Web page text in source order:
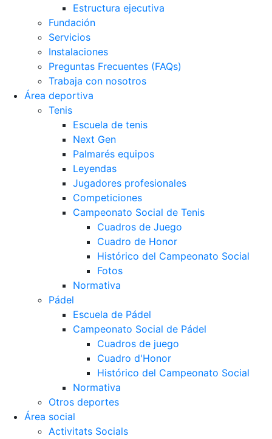
Estructura ejecutiva
Fundación
Servicios
Instalaciones
Preguntas Frecuentes (FAQs)
Trabaja con nosotros
Área deportiva
Tenis
Escuela de tenis
Next Gen
Palmarés equipos
Leyendas
Jugadores profesionales
Competiciones
Campeonato Social de Tenis
Cuadros de Juego
Cuadro de Honor
Histórico del Campeonato Social
Fotos
Normativa
Pádel
Escuela de Pádel
Campeonato Social de Pádel
Cuadros de juego
Cuadro d'Honor
Histórico del Campeonato Social
Normativa
Otros deportes
Área social
Activitats Socials